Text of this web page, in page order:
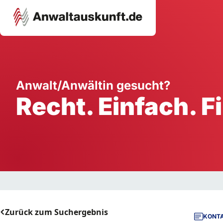
Ausbildung
Handwerk
Dienstleistung
Anwalt/Anwältin gesucht?
Recht. Einfach.
Zurück zum Suchergebnis